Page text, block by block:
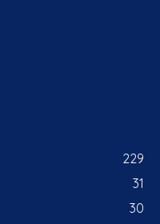
229
31
30